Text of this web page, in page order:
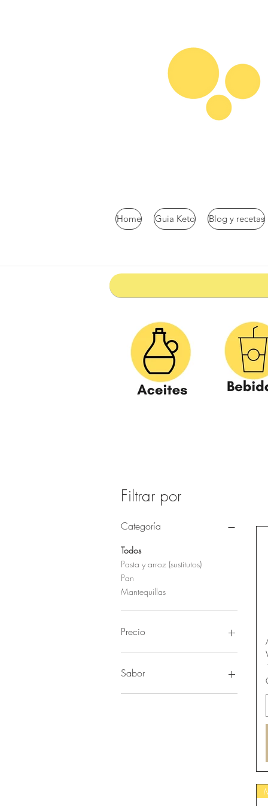
Home Guia Keto Blog y recetas
Filtrar por
Categoría
Todos
Pasta y arroz (sustitutos)
Pan
Mantequillas
Precio
1 US$
Sabor
Appletini